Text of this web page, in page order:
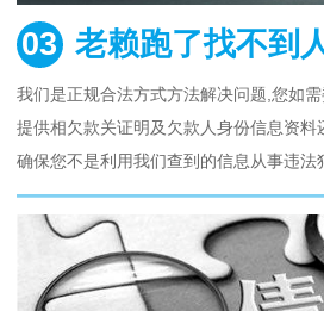
03 老赖跑了找不到
我们是正规合法方式方法解决问题,您如
提供相欠款关证明及欠款人身份信息资
确保您不是利用我们查到的信息从事违法